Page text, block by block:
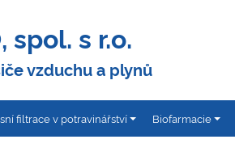
spol. s r.o.
vzduchu a plynů
filtrace v potravinářství Biofarmacie